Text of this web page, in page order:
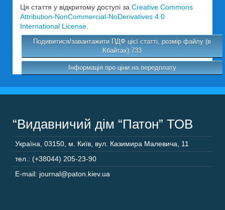
Ця стаття у відкритому доступі за Creative Commons
Attribution-NonCommercial-NoDerivatives 4.0
International License
Подивитися/завантажити ПДФ цієї статті, розмір файлу (в
Кбайтах):733
Інформація про ціни на передплату
“Видавничий дім “Патон” ТОВ
Україна 03150 м. Київ, вул. Казимира Малевича, 11
тел.: (+38044) 205-23-90
E-mail: journal@paton.kiev.ua